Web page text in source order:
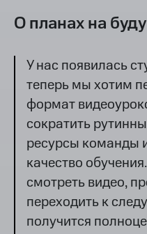
О планах на
У нас появилась
теперь мы хотим
формат
сократить
ресурсы команды
качество
смотреть видео,
переходить к
получится